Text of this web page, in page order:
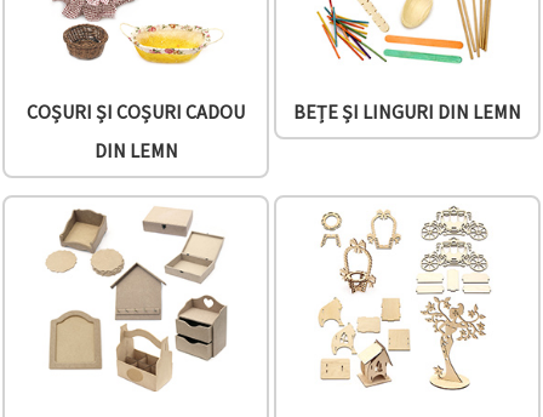
Setări
COȘURI ȘI COȘURI CADOU
DIN LEMN
BEȚE ȘI LINGURI DIN LEMN